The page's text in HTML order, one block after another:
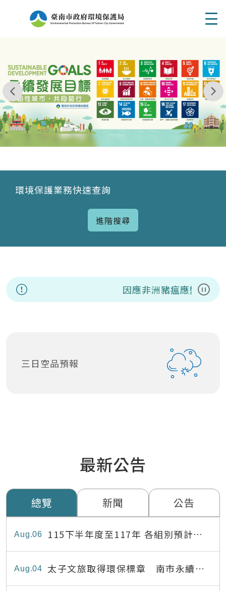
環境保護業務快速查詢
進階搜尋
暫停
因應非洲豬瘟應變資訊專
三日空品預報
最新公告
總覽 新聞 公告
06
Aug
115下半年度至117年 各組別預計出
缺員額表
04
Aug
太子文旅取得環保標章 南市永續旅
宿達22家